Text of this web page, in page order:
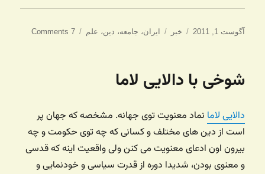
ارسال
آگوست 1, 2011 دسته‌ها
خبر برچسب‌ها
ایران، جامعه، دین، علم 7 Comments
شوخی با دالایی لاما
دالایی لاما نماد معنویت توی جهانه. مشخصه که جهان پر
است از دین های مختلف و کسانی که چه توی حکومت و چه
بیرون اون ادعای معنویت می کنن ولی واقعیت اینه که قدسی
و معنوی بودن، شدیدا دوره از قدرت سیاسی و خودنمایی و